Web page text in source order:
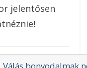
jelentősen